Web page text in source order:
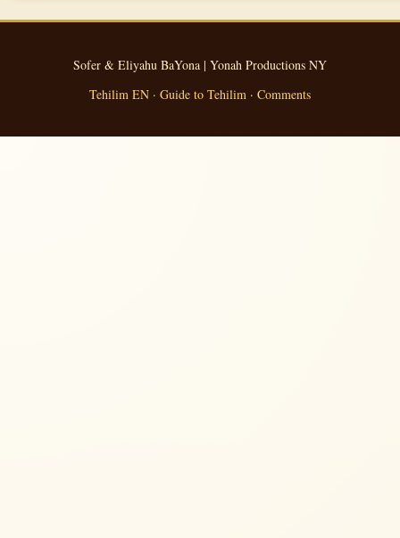
Sofer & Eliyahu BaYona | Yonah Productions NY
Tehilim EN · Guide to Tehilim · Comments